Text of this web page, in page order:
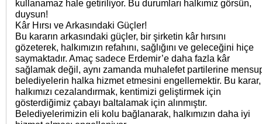
kullanamaz hale getiriliyor. Bu durumları halkımız görsün,
duysun!
Kâr Hırsı ve Arkasındaki Güçler!
Bu kararın arkasındaki güçler, bir şirketin kâr hırsını
gözeterek, halkımızın refahını, sağlığını ve geleceğini hiçe
saymaktadır. Amaç sadece Erdemir’e daha fazla kâr
sağlamak değil, aynı zamanda muhalefet partilerine
belediyelerin halka hizmet etmesini engellemektir. Bu karar,
halkımızı cezalandırmak, kentimizi geliştirmek için
gösterdiğimiz çabayı baltalamak için alınmıştır.
Belediyelerimizin eli kolu bağlanarak, halkımızın daha iyi